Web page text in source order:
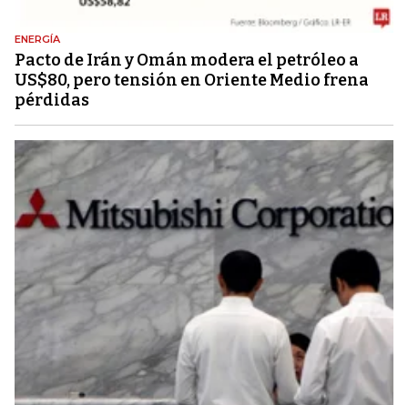
ENERGÍA
Pacto de Irán y Omán modera el petróleo a
US$80, pero tensión en Oriente Medio frena
pérdidas